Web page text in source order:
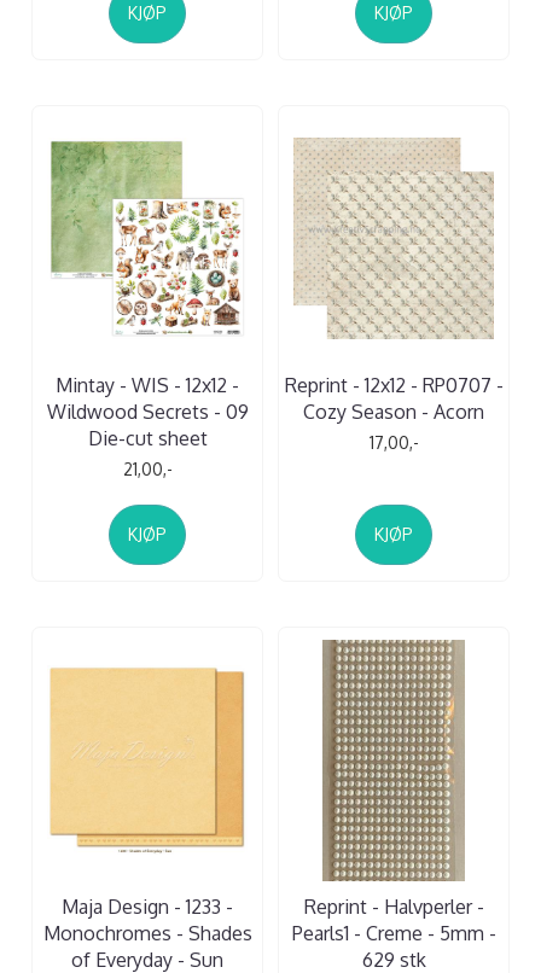
KJØP KJØP
Mintay - WIS - 12x12 -
Wildwood Secrets - 09
Die-cut sheet
21,00,-
KJØP
Reprint - 12x12 - RP0707 -
Cozy Season - Acorn
17,00,-
KJØP
Maja Design - 1233 -
Monochromes - Shades
of Everyday - Sun
Reprint - Halvperler -
Pearls1 - Creme - 5mm -
629 stk